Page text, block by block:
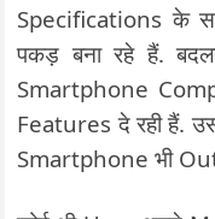
Specifications के
पकड़ बना रहे हैं.
Smartphone
Features दे रही हैं.
Smartphone भी